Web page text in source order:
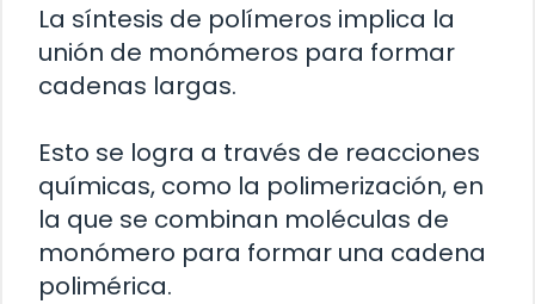
La síntesis de polímeros implica la
unión de monómeros para formar
cadenas largas.
Esto se logra a través de reacciones
químicas, como la polimerización, en
la que se combinan moléculas de
monómero para formar una cadena
polimérica.